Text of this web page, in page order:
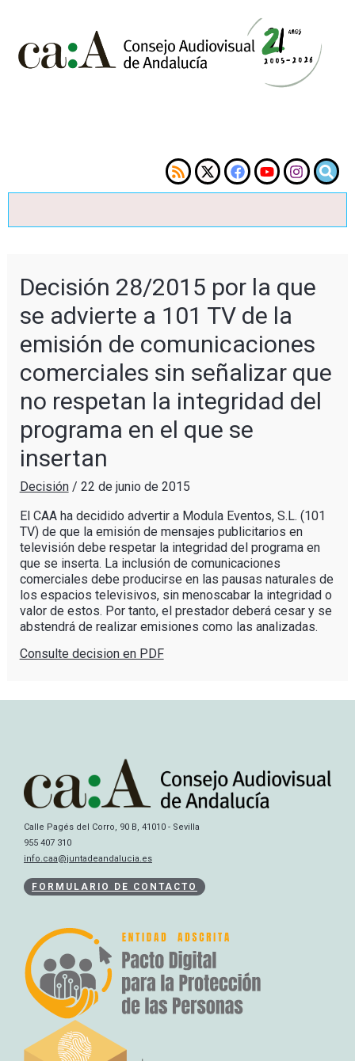
Decisión 28/2015 por la que
se advierte a 101 TV de la
emisión de comunicaciones
comerciales sin señalizar que
no respetan la integridad del
programa en el que se
insertan
Decisión/ 22 de junio de 2015
El CAA ha decidido advertir a Modula Eventos, S.L. (101
TV) de que la emisión de mensajes publicitarios en
televisión debe respetar la integridad del programa en
que se inserta. La inclusión de comunicaciones
comerciales debe producirse en las pausas naturales de
los espacios televisivos, sin menoscabar la integridad o
valor de estos. Por tanto, el prestador deberá cesar y se
abstendrá de realizar emisiones como las analizadas.
Consulte decision en PDF
Calle Pagés del Corro, 90 B, 41010 - Sevilla
955 407 310
info.caa@juntadeandalucia.es
FORMULARIO DE CONTACTO